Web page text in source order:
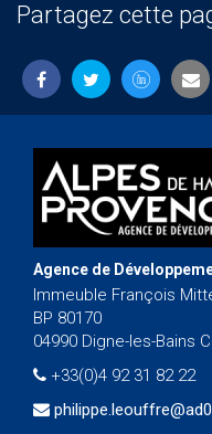
Partagez cette
Agence de
Immeuble François
BP 80170
04990 Digne-les-Bains
+33(0)4 92 31 82 22